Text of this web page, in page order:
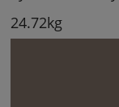
24.72kg